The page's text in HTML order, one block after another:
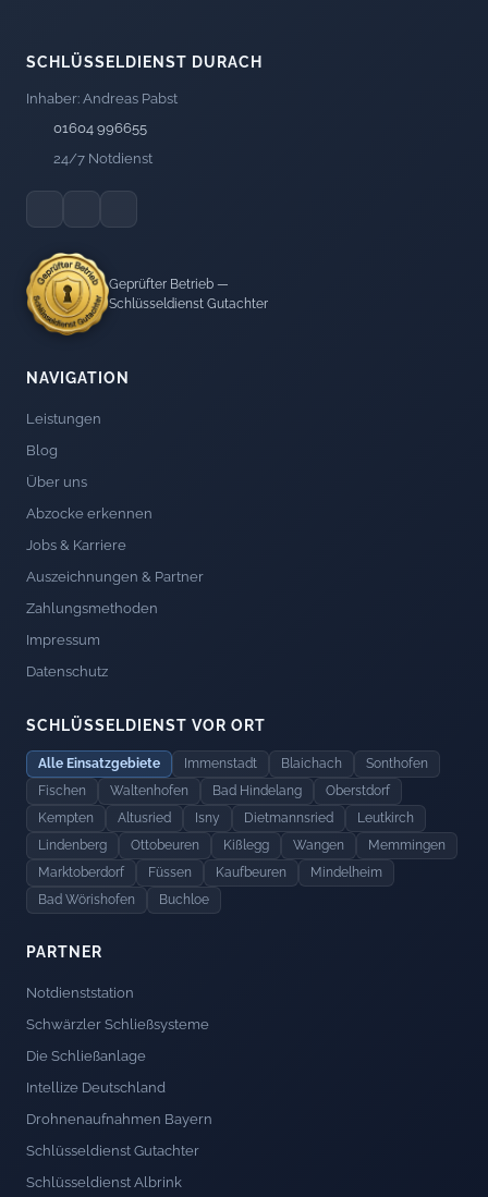
SCHLÜSSELDIENST DURACH
Inhaber: Andreas Pabst
01604 996655
24/7 Notdienst
Geprüfter Betrieb —
Schlüsseldienst Gutachter
NAVIGATION
Leistungen
Blog
Über uns
Abzocke erkennen
Jobs & Karriere
Auszeichnungen & Partner
Zahlungsmethoden
Impressum
Datenschutz
SCHLÜSSELDIENST VOR ORT
Alle Einsatzgebiete Immenstadt Blaichach
Sonthofen
Fischen
Waltenhofen Bad Hindelang
Oberstdorf
Kempten
Altusried Isny Dietmannsried
Leutkirch
Lindenberg
Ottobeuren Kißlegg Wangen
Memmingen
Marktoberdorf
Füssen Kaufbeuren
Mindelheim
Bad Wörishofen
Buchloe
PARTNER
Notdienststation
Schwärzler Schließsysteme
Die Schließanlage
Intellize Deutschland
Drohnenaufnahmen Bayern
Schlüsseldienst Gutachter
Schlüsseldienst Albrink